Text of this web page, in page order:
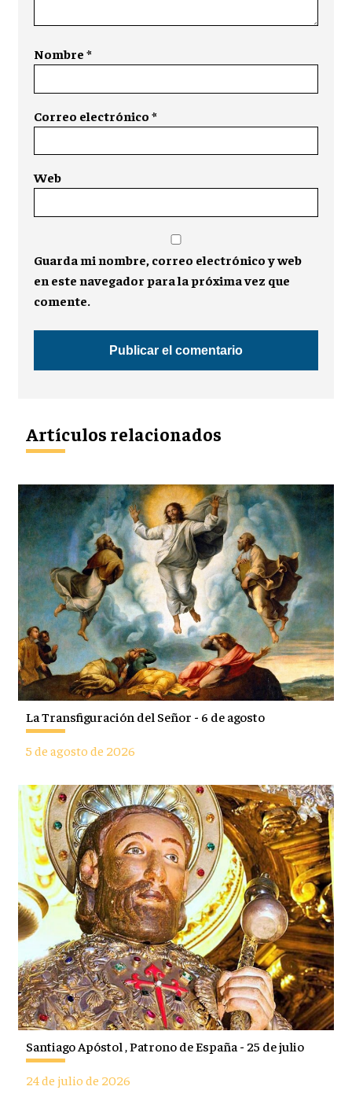
Nombre*
Correo electrónico*
Web
Guarda mi nombre, correo electrónico y web
en este navegador para la próxima vez que
comente.
Artículos relacionados
La Transfiguración del Señor - 6 de agosto
5 de agosto de 2026
Santiago Apóstol , Patrono de España - 25 de julio
24 de julio de 2026